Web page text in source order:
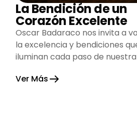
La Bendición de un
Corazón Excelente
Oscar Badaraco nos invita a
la excelencia y bendiciones
iluminan cada paso de nuestra
gratitud y fortaleza.
Ver Más